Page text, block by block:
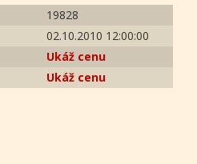
19828
02.10.2010 12:00:00
Ukáž cenu
Ukáž cenu